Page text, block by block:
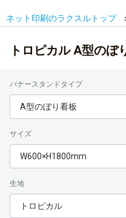
ネット印刷のラクスルトップ
トロピカル A型のぼ
バナースタンドタイプ
A型のぼり看板
サイズ
W600×H1800mm
生地
トロピカル